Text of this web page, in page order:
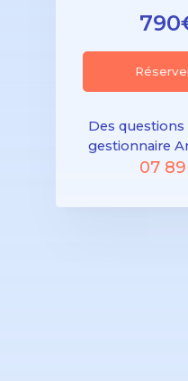
Des
gestionnaire
07